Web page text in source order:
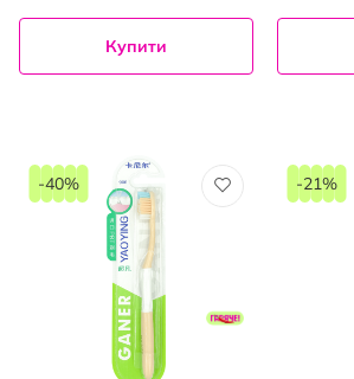
Купити
-40% -21%